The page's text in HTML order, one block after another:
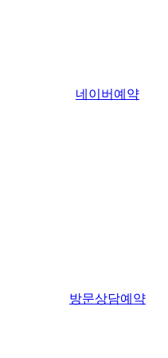
네이버예약
방문상담예약